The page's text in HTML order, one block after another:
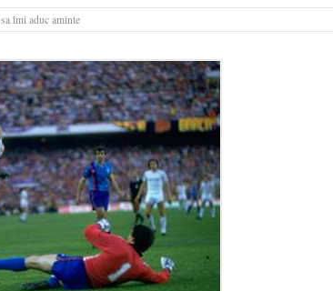
îmi aduc aminte